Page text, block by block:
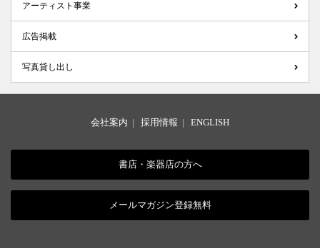
アーティスト事業
広告掲載
写真貸し出し
会社案内 | 採用情報 | ENGLISH
書店・楽器店の方へ
メールマガジン登録無料